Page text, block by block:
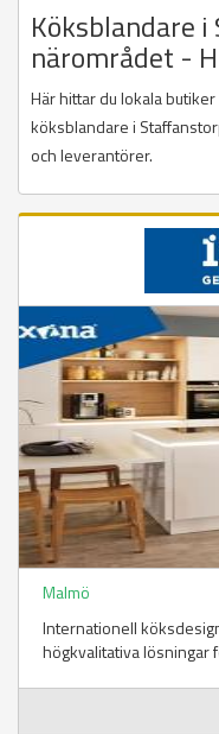
Köksblandare
närområdet -
Här hittar du lokala
köksblandare i
och leverantörer.
Malmö
Internationell
högkvalitativa lösningar